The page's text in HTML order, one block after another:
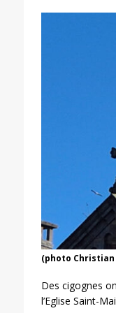
(photo
Des cigognes
l’Eglise Saint-